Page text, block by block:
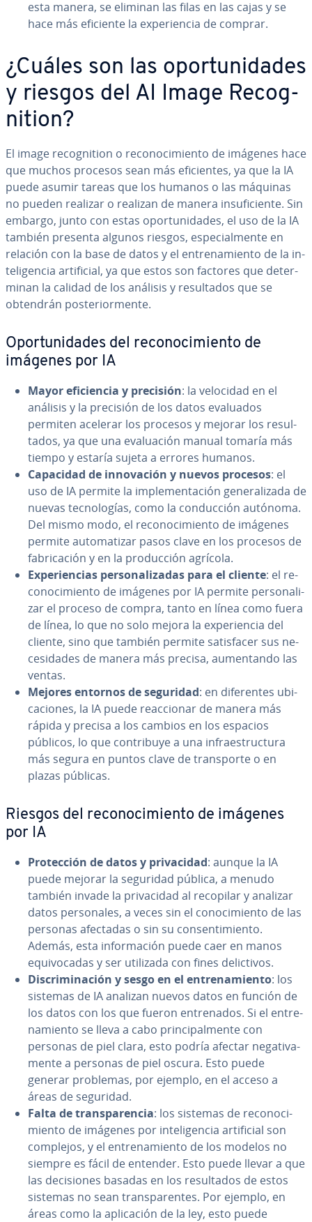
esta manera, se eliminan las filas en las cajas y se
hace más eficiente la ex­pe­rie­n­cia de comprar.
¿Cuáles son las opo­r­tu­ni­da­des
y riesgos del AI Image Re­co­g­
ni­tion?
El image re­co­g­ni­tion o re­co­no­ci­mie­n­to de imágenes hace
que muchos procesos sean más efi­cie­n­tes, ya que la IA
puede asumir tareas que los humanos o las máquinas
no pueden realizar o realizan de manera in­su­fi­cie­n­te. Sin
embargo, junto con estas opo­r­tu­ni­da­des, el uso de la IA
también presenta algunos riesgos, es­pe­cia­l­me­n­te en
relación con la base de datos y el en­tre­na­mie­n­to de la in­
te­li­ge­n­cia ar­ti­fi­cial, ya que estos son factores que de­te­r­
mi­nan la calidad de los análisis y re­su­l­ta­dos que se
obtendrán po­s­te­rio­r­me­n­te.
Opo­r­tu­ni­da­des del re­co­no­ci­mie­n­to de
imágenes por IA
Mayor efi­cie­n­cia y precisión: la velocidad en el
análisis y la precisión de los datos evaluados
permiten acelerar los procesos y mejorar los re­su­l­
ta­dos, ya que una eva­lua­ción manual tomaría más
tiempo y estaría sujeta a errores humanos.
Capacidad de in­no­va­ción y nuevos procesos: el
uso de IA permite la im­ple­me­n­ta­ción ge­ne­ra­li­za­da de
nuevas te­c­no­lo­gías, como la co­n­du­c­ción autónoma.
Del mismo modo, el re­co­no­ci­mie­n­to de imágenes
permite au­to­ma­ti­zar pasos clave en los procesos de
fa­bri­ca­ción y en la pro­du­c­ción agrícola.
Ex­pe­rie­n­cias pe­r­so­na­li­za­das para el cliente: el re­
co­no­ci­mie­n­to de imágenes por IA permite pe­r­so­na­li­
zar el proceso de compra, tanto en línea como fuera
de línea, lo que no solo mejora la ex­pe­rie­n­cia del
cliente, sino que también permite sa­ti­s­fa­cer sus ne­
ce­si­da­des de manera más precisa, au­me­n­ta­n­do las
ventas.
Mejores entornos de seguridad: en di­fe­re­n­tes ubi­
ca­cio­nes, la IA puede reac­cio­nar de manera más
rápida y precisa a los cambios en los espacios
públicos, lo que co­n­tri­bu­ye a una in­frae­s­tru­c­tu­ra
más segura en puntos clave de tra­n­s­po­r­te o en
plazas públicas.
Riesgos del re­co­no­ci­mie­n­to de imágenes
por IA
Pro­te­c­ción de datos y pri­va­ci­dad: aunque la IA
puede mejorar la seguridad pública, a menudo
también invade la pri­va­ci­dad al recopilar y analizar
datos pe­r­so­na­les, a veces sin el co­no­ci­mie­n­to de las
personas afectadas o sin su co­n­se­n­ti­mie­n­to.
Además, esta in­fo­r­ma­ción puede caer en manos
equi­vo­ca­das y ser utilizada con fines de­li­c­ti­vos.
Di­s­cri­mi­na­ción y sesgo en el en­tre­na­mie­n­to: los
sistemas de IA analizan nuevos datos en función de
los datos con los que fueron en­tre­na­dos. Si el en­tre­
na­mie­n­to se lleva a cabo pri­n­ci­pa­l­me­n­te con
personas de piel clara, esto podría afectar ne­ga­ti­va­
me­n­te a personas de piel oscura. Esto puede
generar problemas, por ejemplo, en el acceso a
áreas de seguridad.
Falta de tra­n­s­pa­re­n­cia: los sistemas de re­co­no­ci­
mie­n­to de imágenes por in­te­li­ge­n­cia ar­ti­fi­cial son
complejos, y el en­tre­na­mie­n­to de los modelos no
siempre es fácil de entender. Esto puede llevar a que
las de­ci­sio­nes basadas en los re­su­l­ta­dos de estos
sistemas no sean tra­n­s­pa­re­n­tes. Por ejemplo, en
áreas como la apli­ca­ción de la ley, esto puede